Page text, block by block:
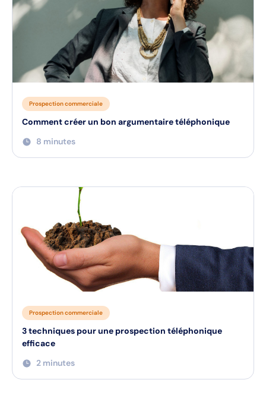
Prospection commerciale
Comment créer un bon argumentaire téléphonique
8 minutes
Prospection commerciale
3 techniques pour une prospection téléphonique
efficace
2 minutes